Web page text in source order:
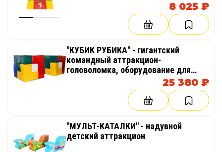
соревнований, веселых стартов,
8 025 ₽
"КУБИК РУБИКА" - гигантский
командный аттракцион-
головоломка, оборудование для
тимбилдинга, праздника,
корпоратива, соревнований,
веселых стартов, эстафет
25 380 ₽
"МУЛЬТ-КАТАЛКИ" - надувной
детский аттракцион